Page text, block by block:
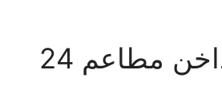
تنظيف مداخن مطاعم 24